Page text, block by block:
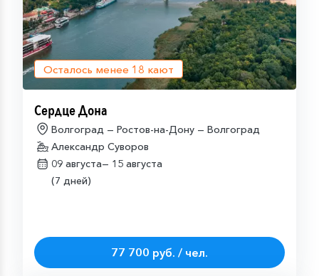
Осталось менее 18 кают
Сердце Дона
Волгоград — Ростов-на-Дону — Волгоград
Александр Суворов
09 августа— 15 августа
(7 дней)
77 700 руб. / чел.